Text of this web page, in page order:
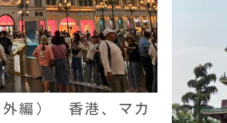
編） 香港、マカ